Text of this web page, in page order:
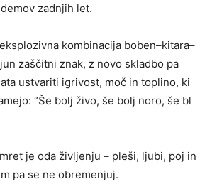
zadnjih let.
kombinacija boben–kitara–
zaščitni znak, z novo skladbo pa
ustvariti igrivost, moč in toplino, ki
“Še bolj živo, še bolj noro, še bl
je oda življenju – pleši, ljubi, poj in
pa se ne obremenjuj.